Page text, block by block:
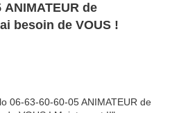
ANIMATEUR de
besoin de VOUS !